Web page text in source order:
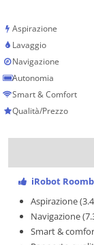
Aspirazione
Lavaggio
Navigazione
Autonomia
Smart & Comfort
Qualità/Prezzo
iRobot
Aspirazione
Navigazione
Smart &